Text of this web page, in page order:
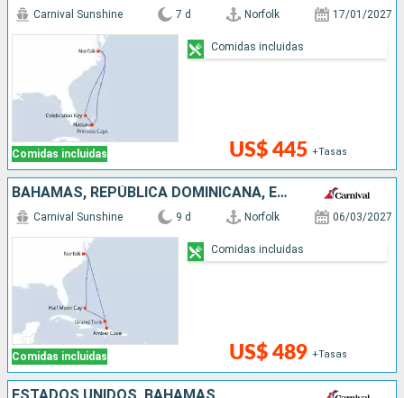
Comidas incluidas
Carnival Sunshine 7 d Norfolk 17/01/2027
US$ 445 +Tasas
Comidas incluidas
BAHAMAS, REPÚBLICA DOMINICANA, ESTADOS UNIDOS
Comidas incluidas
Carnival Sunshine 9 d Norfolk 06/03/2027
US$ 489 +Tasas
Comidas incluidas